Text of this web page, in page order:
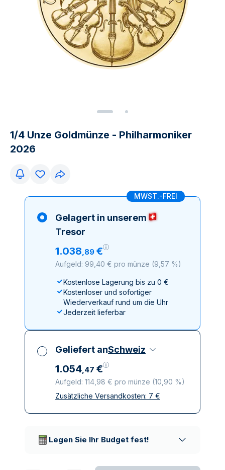
1/4 Unze Goldmünze - Philharmoniker
2026
MWST.-FREI
Gelagert in unserem
Tresor
1.038,89 €
Aufgeld: 99,40 € pro münze (9,57 %)
Kostenlose Lagerung bis zu 0 €
Kostenloser und sofortiger
Wiederverkauf rund um die Uhr
Jederzeit lieferbar
Geliefert anSchweiz
1.054,47 €
Aufgeld: 114,98 € pro münze (10,90 %)
Alle Steuern inbegriffen
Zusätzliche Versandkosten: 7 €
Legen Sie Ihr Budget fest!